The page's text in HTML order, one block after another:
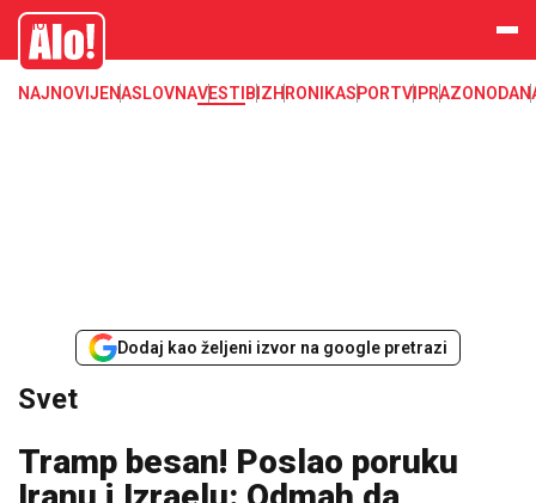
Svet, Ruske vesti, Planeta, Region
Alo
NAJNOVIJENASLOVNAVESTI BIZHRONIKASPORTVIPRAZONODA
Dodaj kao željeni izvor na google pretrazi
Svet
Tramp besan! Poslao poruku